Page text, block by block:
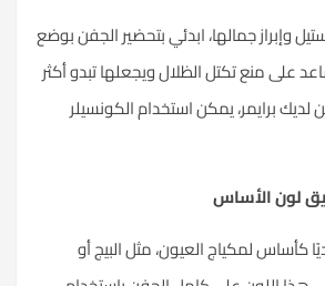
وإبراز جمالها، ابدئي بتحضير الجفن بوضع
على منع تكتل الظلال ويجعلها تبدو أكثر
لديك برايمر، يمكن استخدام الكونسيلر
لون الأساس
كأساس لمكياج العيون، مثل البيج أو